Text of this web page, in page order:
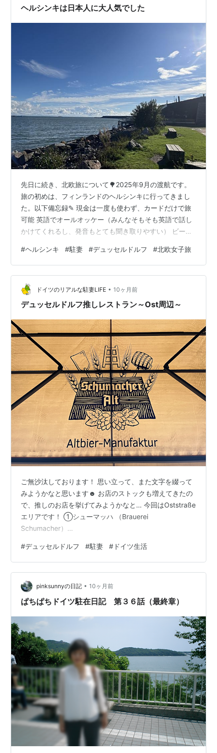
安くて大変助かりました。 飲み干したペットボトルを返
ヘルシンキは日本人に大人気でした
先日に続き、北欧旅について🌳2025年9月の渡航です。
旅の初めは、フィンランドのヘルシンキに行ってきまし
た。以下備忘録✎ 現金は一度も使わず、カードだけで旅
可能 英語でオールオッケー（みんなそもそも英語で話し
かけてくれるし、発音もとても聞き取りやすい） ビール
労しました。また後日） トラムとバスがとにかく便利。
一日券を購入して、google mapで検索すればどこでも行
けちゃう 水着着用サウナでは、黒のワンピースタイプが
マジョリティなので、シックなものを持っていくのがベ
ター 引くほど街中に日本人がいる（marimekkoの社員食
#ヘルシンキ #駐妻 #デュッセルドルフ #北欧女子旅
ドイツのリアルな駐妻LIFE • 10ヶ月前
デュッセルドルフ推しレストラン～Ost周辺～
ご無沙汰しております！ 思い立って、また文字を綴って
みようかなと思います☻ お店のストックも増えてきたの
で、推しのお店を挙げてみようかなと… 今回はOststraße
エリアです！ ①シューマッハ （Brauerei
Schumacher）
と知れたアルトビールの有名店です🍺 ここはデュッセル
ドルフで最古のブリュワリーだそうで、店舗の裏にある
醸造所ツアーも開催されています。（私も参加しました
✌） 日本から来客があった際にも、うんちくを披露しや
すい＆お店も広いので、つい選んでしまうお店です。 も
#デュッセルドルフ #駐妻 # ドイツ生活
pinksunnyの日記 • 10ヶ月前
ぱちぱちドイツ駐在日記 第３６話（最終章）